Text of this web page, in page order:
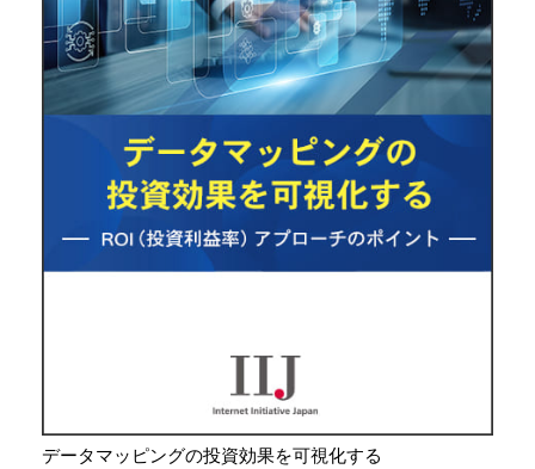
データマッピングの投資効果を可視化する